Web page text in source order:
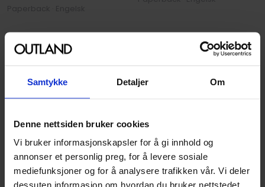
Samtykke Detaljer Om
Denne nettsiden bruker cookies
Vi bruker informasjonskapsler for å gi innhold og
annonser et personlig preg, for å levere sosiale
mediefunksjoner og for å analysere trafikken vår. Vi deler
dessuten informasjon om hvordan du bruker nettstedet
199
179, 10